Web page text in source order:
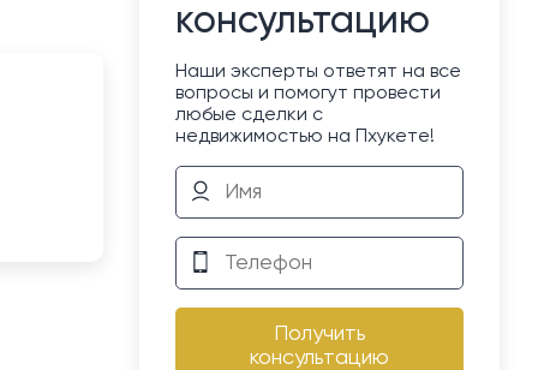
консультацию
Наши эксперты ответят на все
вопросы и помогут провести
любые сделки с
недвижимостью на Пхукете!
Получить
консультацию